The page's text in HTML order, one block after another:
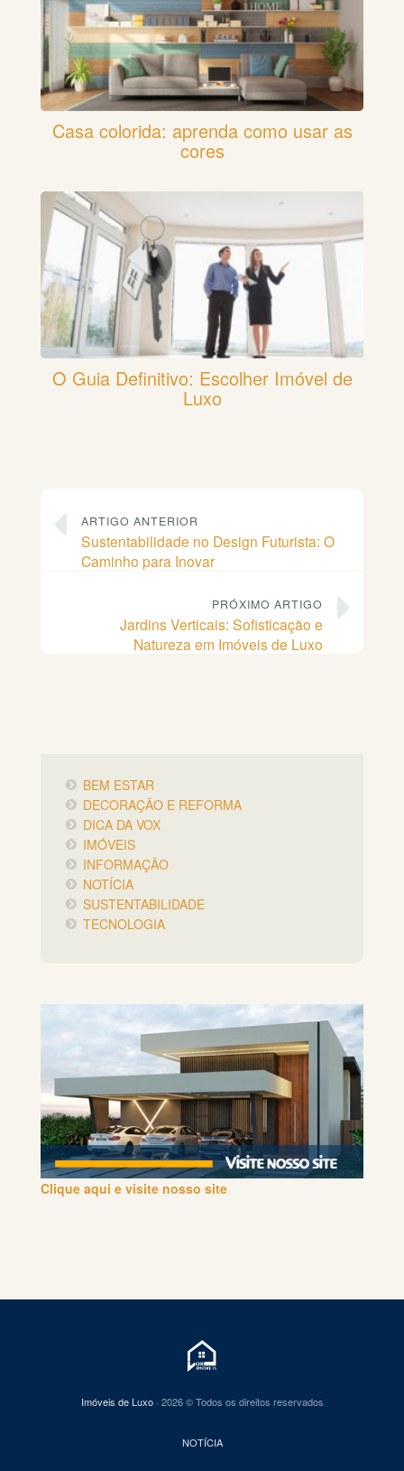
Casa colorida: aprenda como usar as
cores
O Guia Definitivo: Escolher Imóvel de
Luxo
ARTIGO ANTERIOR
Sustentabilidade no Design Futurista: O
Caminho para Inovar
PRÓXIMO ARTIGO
Jardins Verticais: Sofisticação e
Natureza em Imóveis de Luxo
BEM ESTAR
DECORAÇÃO E REFORMA
DICA DA VOX
IMÓVEIS
INFORMAÇÃO
NOTÍCIA
SUSTENTABILIDADE
TECNOLOGIA
Clique aqui e visite nosso site
Imóveis de Luxo· 2026 © Todos os direitos reservados
NOTÍCIA